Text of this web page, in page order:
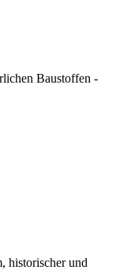
Baustoffen -
historischer und